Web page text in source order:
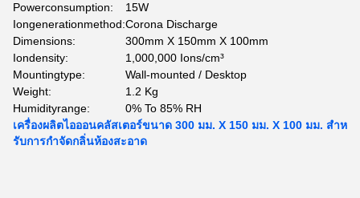
Powerconsumption:
15W
Iongenerationmethod:Corona Discharge
Dimensions:
300mm X 150mm X 100mm
Iondensity:
1,000,000 Ions/cm³
Mountingtype:
Wall-mounted / Desktop
Weight:
1.2 Kg
Humidityrange:
0% To 85% RH
เครื่องผลิตไอออนคลัสเตอร์ขนาด 300 มม. X 150 มม. X 100 มม. สําห
รับการกําจัดกลิ่นห้องสะอาด